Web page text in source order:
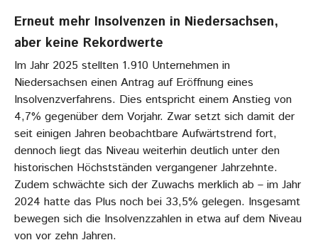
Erneut mehr Insolvenzen in Niedersachsen,
aber keine Rekordwerte
Im Jahr 2025 stellten 1.910 Unternehmen in
Niedersachsen einen Antrag auf Eröffnung eines
Insolvenzverfahrens. Dies entspricht einem Anstieg von
4,7% gegenüber dem Vorjahr. Zwar setzt sich damit der
seit einigen Jahren beobachtbare Aufwärtstrend fort,
dennoch liegt das Niveau weiterhin deutlich unter den
historischen Höchstständen vergangener Jahrzehnte.
Zudem schwächte sich der Zuwachs merklich ab – im Jahr
2024 hatte das Plus noch bei 33,5% gelegen. Insgesamt
bewegen sich die Insolvenzzahlen in etwa auf dem Niveau
von vor zehn Jahren.